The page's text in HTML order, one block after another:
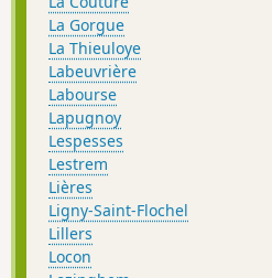
La Gorgue
La Thieuloye
Labeuvrière
Labourse
Lapugnoy
Lespesses
Lestrem
Lières
Ligny-Saint-Flochel
Lillers
Locon